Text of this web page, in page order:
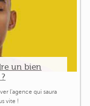
un bien
l'agence qui saura
vite !